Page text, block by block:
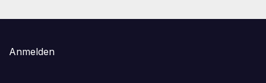
Anmelden